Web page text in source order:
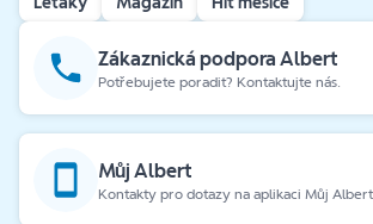
Zákaznická podpora Albert
Potřebujete poradit? Kontaktujte nás.
Můj Albert
Kontakty pro dotazy na aplikaci Můj Albert.